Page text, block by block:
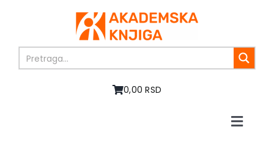
0,00 RSD
Toggle